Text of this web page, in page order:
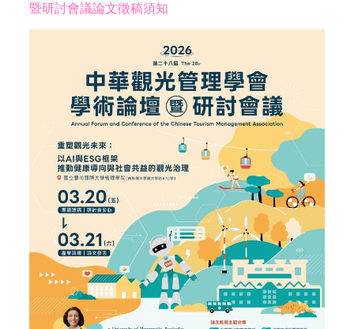
暨研討會議論文徵稿須知